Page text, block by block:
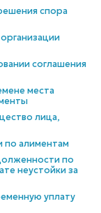
спора
соглашения
места
лица,
по алиментам
по
неустойки за
уплату